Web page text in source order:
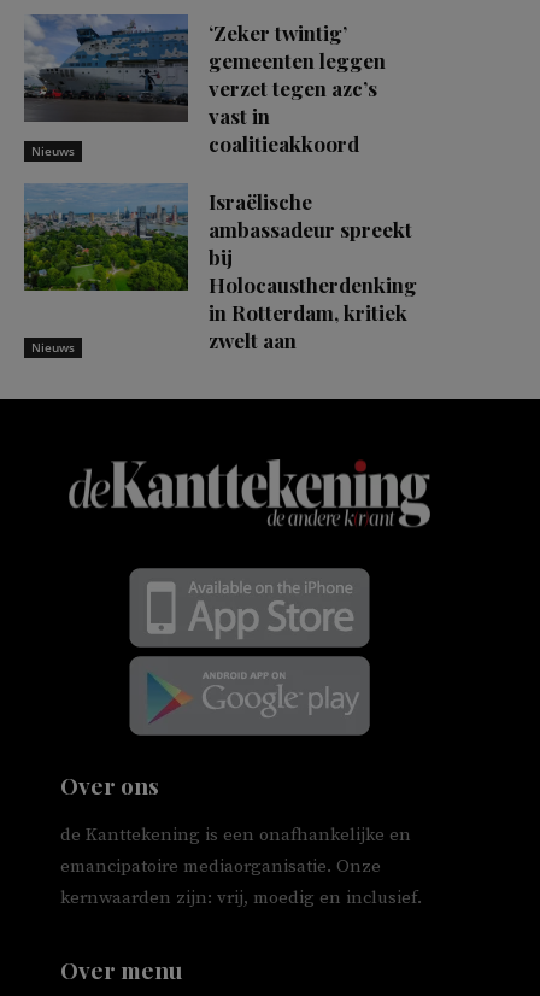
Nieuws
‘Zeker twintig’
gemeenten leggen
verzet tegen azc’s
vast in
coalitieakkoord
Nieuws
Israëlische
ambassadeur spreekt
bij
Holocaustherdenking
in Rotterdam, kritiek
zwelt aan
Over ons
de Kanttekening is een onafhankelijke en
emancipatoire mediaorganisatie. Onze
kernwaarden zijn: vrij, moedig en inclusief.
Over menu